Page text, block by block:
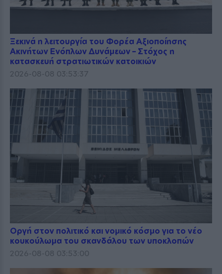
Ξεκινά η λειτουργία του Φορέα Αξιοποίησης
Ακινήτων Ενόπλων Δυνάμεων – Στόχος η
κατασκευή στρατιωτικών κατοικιών
2026-08-08 03:53:37
Οργή στον πολιτικό και νομικό κόσμο για το νέο
κουκούλωμα του σκανδάλου των υποκλοπών
2026-08-08 03:53:00